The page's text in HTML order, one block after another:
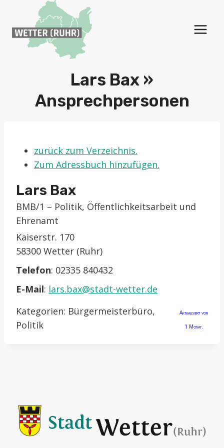
springen
Lars Bax »
Ansprechpersonen
zurück zum Verzeichnis.
Zum Adressbuch hinzufügen.
Lars Bax
BMB/1 – Politik, Öffentlichkeitsarbeit und
Ehrenamt
Kaiserstr. 170
58300 Wetter (Ruhr)
Telefon: 02335 840432
E-Mail: lars.bax@stadt-wetter.de
Kategorien: Bürgermeisterbüro,
Politik
Aktualisiert vor
1 Monat.